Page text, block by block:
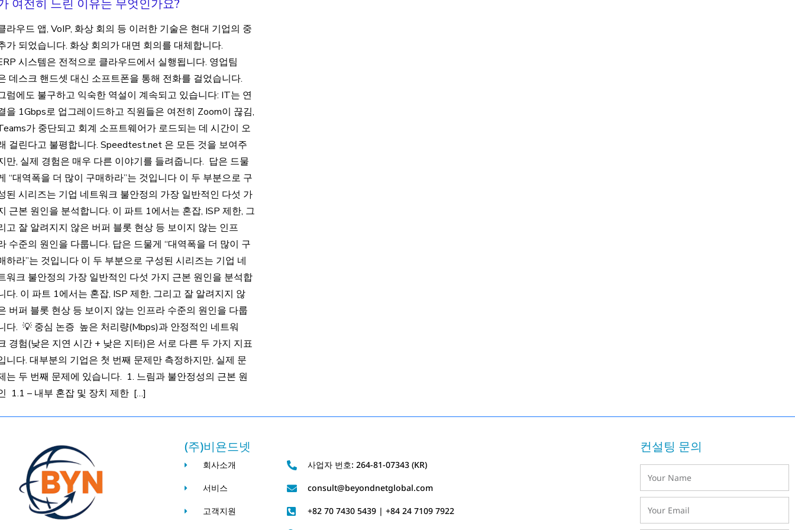
여전히 느린 이유는 무엇인가요?
라우드 앱, VoIP, 화상 회의 등 이러한 기술은 현대 기업의 중
가 되었습니다. 화상 회의가 대면 회의를 대체합니다.
시스템은 전적으로 클라우드에서 실행됩니다. 영업팀
데스크 핸드셋 대신 소프트폰을 통해 전화를 걸었습니다.
럼에도 불구하고 익숙한 역설이 계속되고 있습니다: IT는 연
을 1Gbps로 업그레이드하고 직원들은 여전히 Zoom이 끊김,
가 중단되고 회계 소프트웨어가 로드되는 데 시간이 오
걸린다고 불평합니다. Speedtest.net 은 모든 것을 보여주
만, 실제 경험은 매우 다른 이야기를 들려줍니다. 답은 드물
“대역폭을 더 많이 구매하라”는 것입니다 이 두 부분으로 구
된 시리즈는 기업 네트워크 불안정의 가장 일반적인 다섯 가
근본 원인을 분석합니다. 이 파트 1에서는 혼잡, ISP 제한, 그
고 잘 알려지지 않은 버퍼 블롯 현상 등 보이지 않는 인프
수준의 원인을 다룹니다. 답은 드물게 “대역폭을 더 많이 구
하라”는 것입니다 이 두 부분으로 구성된 시리즈는 기업 네
워크 불안정의 가장 일반적인 다섯 가지 근본 원인을 분석합
다. 이 파트 1에서는 혼잡, ISP 제한, 그리고 잘 알려지지 않
버퍼 블롯 현상 등 보이지 않는 인프라 수준의 원인을 다룹
다. 💡 중심 논증 높은 처리량(Mbps)과 안정적인 네트워
경험(낮은 지연 시간 + 낮은 지터)은 서로 다른 두 가지 지표
니다. 대부분의 기업은 첫 번째 문제만 측정하지만, 실제 문
는 두 번째 문제에 있습니다. 1. 느림과 불안정성의 근본 원
1.1 – 내부 혼잡 및 장치 제한 […]
(주)비욘드넷
회사소개
서비스
고객지원
사업자 번호: 264-81-07343 (KR)
consult@beyondnetglobal.com
+82 70 7430 5439 | +84 24 7109 7922
컨설팅 문의